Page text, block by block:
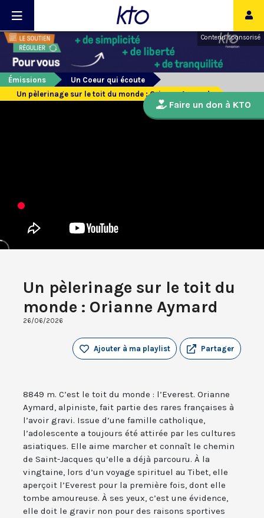
Contenu sponsorisé
Émissions
Un Coeur qui écoute
Un pèlerinage sur le toit du monde : Orianne Aymard
Un pèlerinage sur le toit du
monde : Orianne Aymard
26/06/2026
Partager
Ajouter à ma playlist
8849 m. C’est le toit du monde : l’Everest. Orianne
Aymard, alpiniste, fait partie des rares françaises à
l’avoir gravi. Issue d’une famille catholique,
l’adolescente a toujours été attirée par les cultures
asiatiques. Elle aime marcher et connaît le chemin
de Saint-Jacques qu’elle a déjà parcouru. À la
vingtaine, lors d’un voyage spirituel au Tibet, elle
aperçoit l’Everest pour la première fois, dont elle
tombe amoureuse. À ses yeux, c’est une évidence,
elle doit le gravir non pour des raisons sportives
Faire un don à KTO